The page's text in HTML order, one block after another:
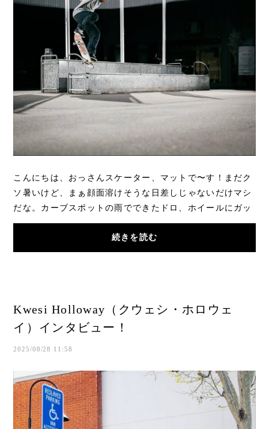
こんにちは、おっさんスケーター、マットで〜す！まだク
ソ暑いけど、まぁ顔面溶けそうな日差しじゃないだけマシ
だな。カーブスポットの雨でできたドロ、ホイールにガッ
ツリ詰まってる〜（笑）今回のインタビュー...
続きを読む
Kwesi Holloway（クウェシ・ホロウェ
イ）インタビュー！
2025/08/28 11:58